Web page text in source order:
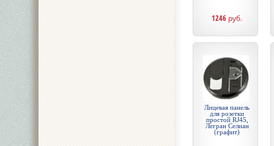
1246 руб.
Лицевая панель
для розетки
простой RJ45,
Легран Селиан
(графит)